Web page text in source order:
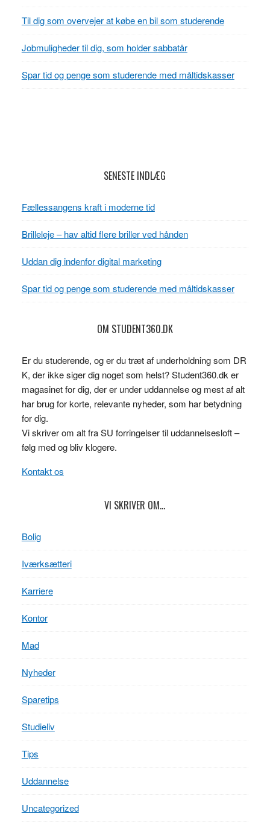
Til dig som overvejer at købe en bil som studerende
Jobmuligheder til dig, som holder sabbatår
Spar tid og penge som studerende med måltidskasser
SENESTE INDLÆG
Fællessangens kraft i moderne tid
Brilleleje – hav altid flere briller ved hånden
Uddan dig indenfor digital marketing
Spar tid og penge som studerende med måltidskasser
OM STUDENT360.DK
Er du studerende, og er du træt af underholdning som DR
K, der ikke siger dig noget som helst? Student360.dk er
magasinet for dig, der er under uddannelse og mest af alt
har brug for korte, relevante nyheder, som har betydning
for dig.
Vi skriver om alt fra SU forringelser til uddannelsesloft –
følg med og bliv klogere.
Kontakt os
VI SKRIVER OM…
Bolig
Iværksætteri
Karriere
Kontor
Mad
Nyheder
Sparetips
Studieliv
Tips
Uddannelse
Uncategorized